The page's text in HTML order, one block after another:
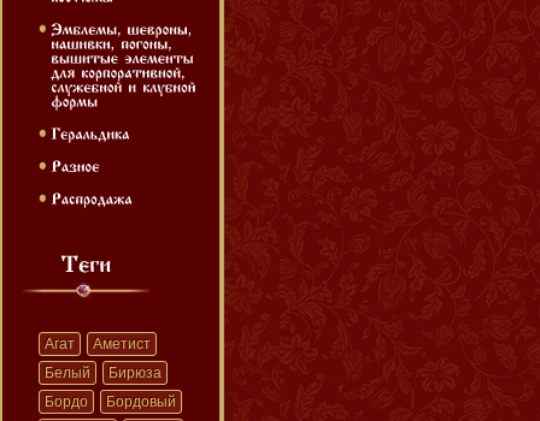
Агат
Аметист
Белый
Бирюза
Бордо
Бордовый